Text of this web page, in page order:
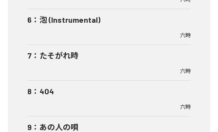
6 ： 泡 (Instrumental)
六時
7 ： たそがれ時
六時
8 ： 404
六時
9 ： あの人の唄